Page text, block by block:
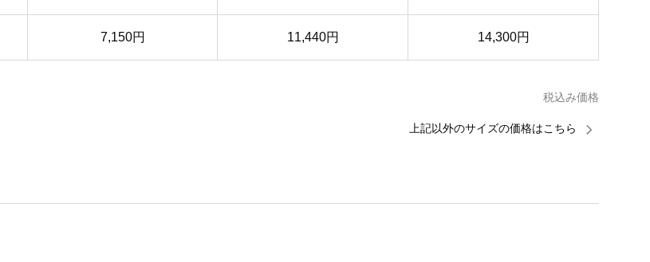
7,150円 11,440円 14,300円
税込み価格
上記以外のサイズの価格はこちら